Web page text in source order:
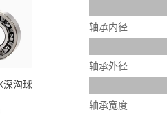
深沟球
轴承内径
轴承外径
轴承宽度